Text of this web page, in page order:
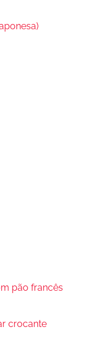
pão francês
crocante